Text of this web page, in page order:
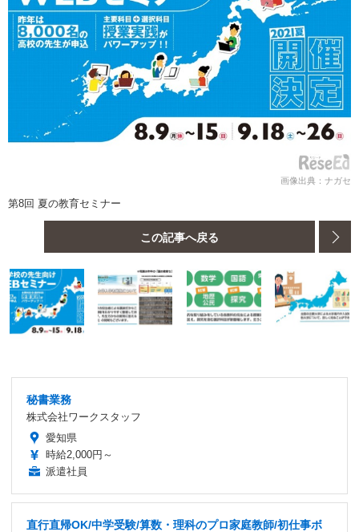
画像出典：ナガセ
第8回 夏の教育セミナー
この記事へ戻る
秘書業務
株式会社ワークスタッフ
愛知県
時給2,000円～
派遣社員
直行直帰OK/中学受験/算数・理科のプロ家庭教師/初仕事ボ